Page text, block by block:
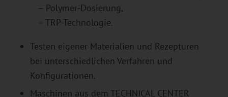
– Polymer-Dosierung,
– TRP-Technologie.
Testen eigener Materialien und Rezepturen
bei unterschiedlichen Verfahren und
Konfigurationen.
Maschinen aus dem TECHNICAL CENTER